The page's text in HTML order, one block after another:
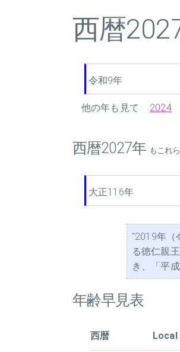
西暦
令和9年
他の年も見て: 2024
西暦2027年 もこれら
大正116年
"2019年（
る徳仁親
き、「平
年齢早見表
西暦 Local